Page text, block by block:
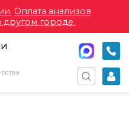
Оплата анализов
другом городе.